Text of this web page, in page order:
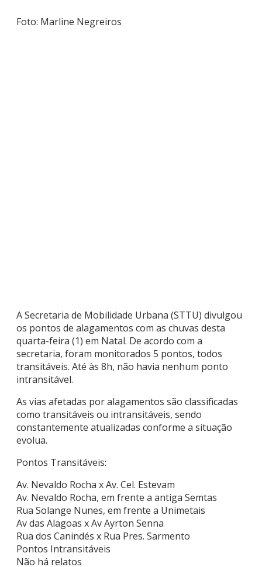
Foto: Marline Negreiros
A Secretaria de Mobilidade Urbana (STTU) divulgou
os pontos de alagamentos com as chuvas desta
quarta-feira (1) em Natal. De acordo com a
secretaria, foram monitorados 5 pontos, todos
transitáveis. Até às 8h, não havia nenhum ponto
intransitável.
As vias afetadas por alagamentos são classificadas
como transitáveis ou intransitáveis, sendo
constantemente atualizadas conforme a situação
evolua.
Pontos Transitáveis:
Av. Nevaldo Rocha x Av. Cel. Estevam
Av. Nevaldo Rocha, em frente a antiga Semtas
Rua Solange Nunes, em frente a Unimetais
Av das Alagoas x Av Ayrton Senna
Rua dos Canindés x Rua Pres. Sarmento
Pontos Intransitáveis
Não há relatos